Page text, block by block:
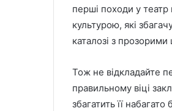
перші походи у театр
культурою, які
каталозі з прозорими
Тож не відкладайте
правильному віці
збагатить її